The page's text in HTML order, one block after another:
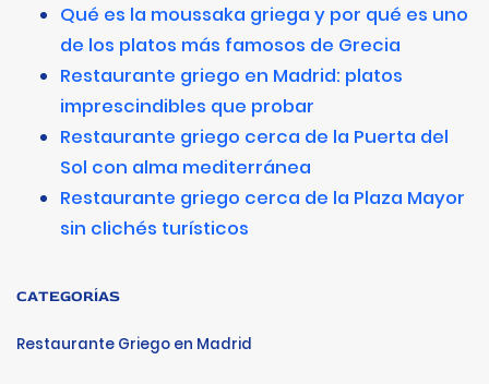
Qué es la moussaka griega y por qué es uno
de los platos más famosos de Grecia
Restaurante griego en Madrid: platos
imprescindibles que probar
Restaurante griego cerca de la Puerta del
Sol con alma mediterránea
Restaurante griego cerca de la Plaza Mayor
sin clichés turísticos
CATEGORÍAS
Restaurante Griego en Madrid